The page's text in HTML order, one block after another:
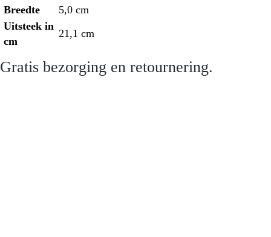
Breedte
5,0 cm
Uitsteek in
cm
21,1 cm
Gratis bezorging en retournering.